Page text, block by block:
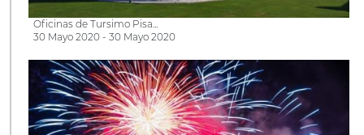
Oficinas de Tursimo Pisa...
30 Mayo 2020 - 30 Mayo 2020